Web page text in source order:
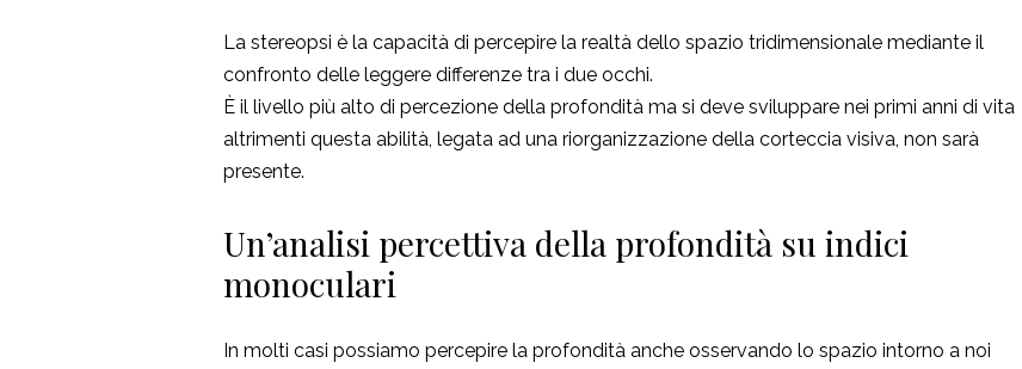
La stereopsi è la capacità di percepire la realtà dello spazio tridimensionale mediante il
confronto delle leggere differenze tra i due occhi.
È il livello più alto di percezione della profondità ma si deve sviluppare nei primi anni di vita
altrimenti questa abilità, legata ad una riorganizzazione della corteccia visiva, non sarà
presente.
Un’analisi percettiva della profondità su indici
monoculari
In molti casi possiamo percepire la profondità anche osservando lo spazio intorno a noi